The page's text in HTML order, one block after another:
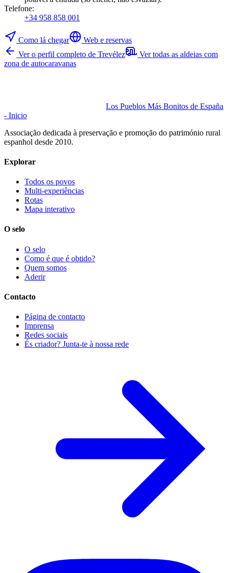
Telefone:
+34 958 858 001
Como lá chegar
Web e reservas
Ver o perfil completo de Trevélez
Ver todas as aldeias com
zona de autocaravanas
Los Pueblos Más Bonitos de España
- Inicio
Associação dedicada à preservação e promoção do património rural
espanhol desde 2010.
Explorar
Todos os povos
Multi-experiências
Rotas
Mapa interativo
O selo
O selo
Como é que é obtido?
Quem somos
Aderir
Contacto
Página de contacto
Imprensa
Redes sociais
És criador? Junta-te à nossa rede